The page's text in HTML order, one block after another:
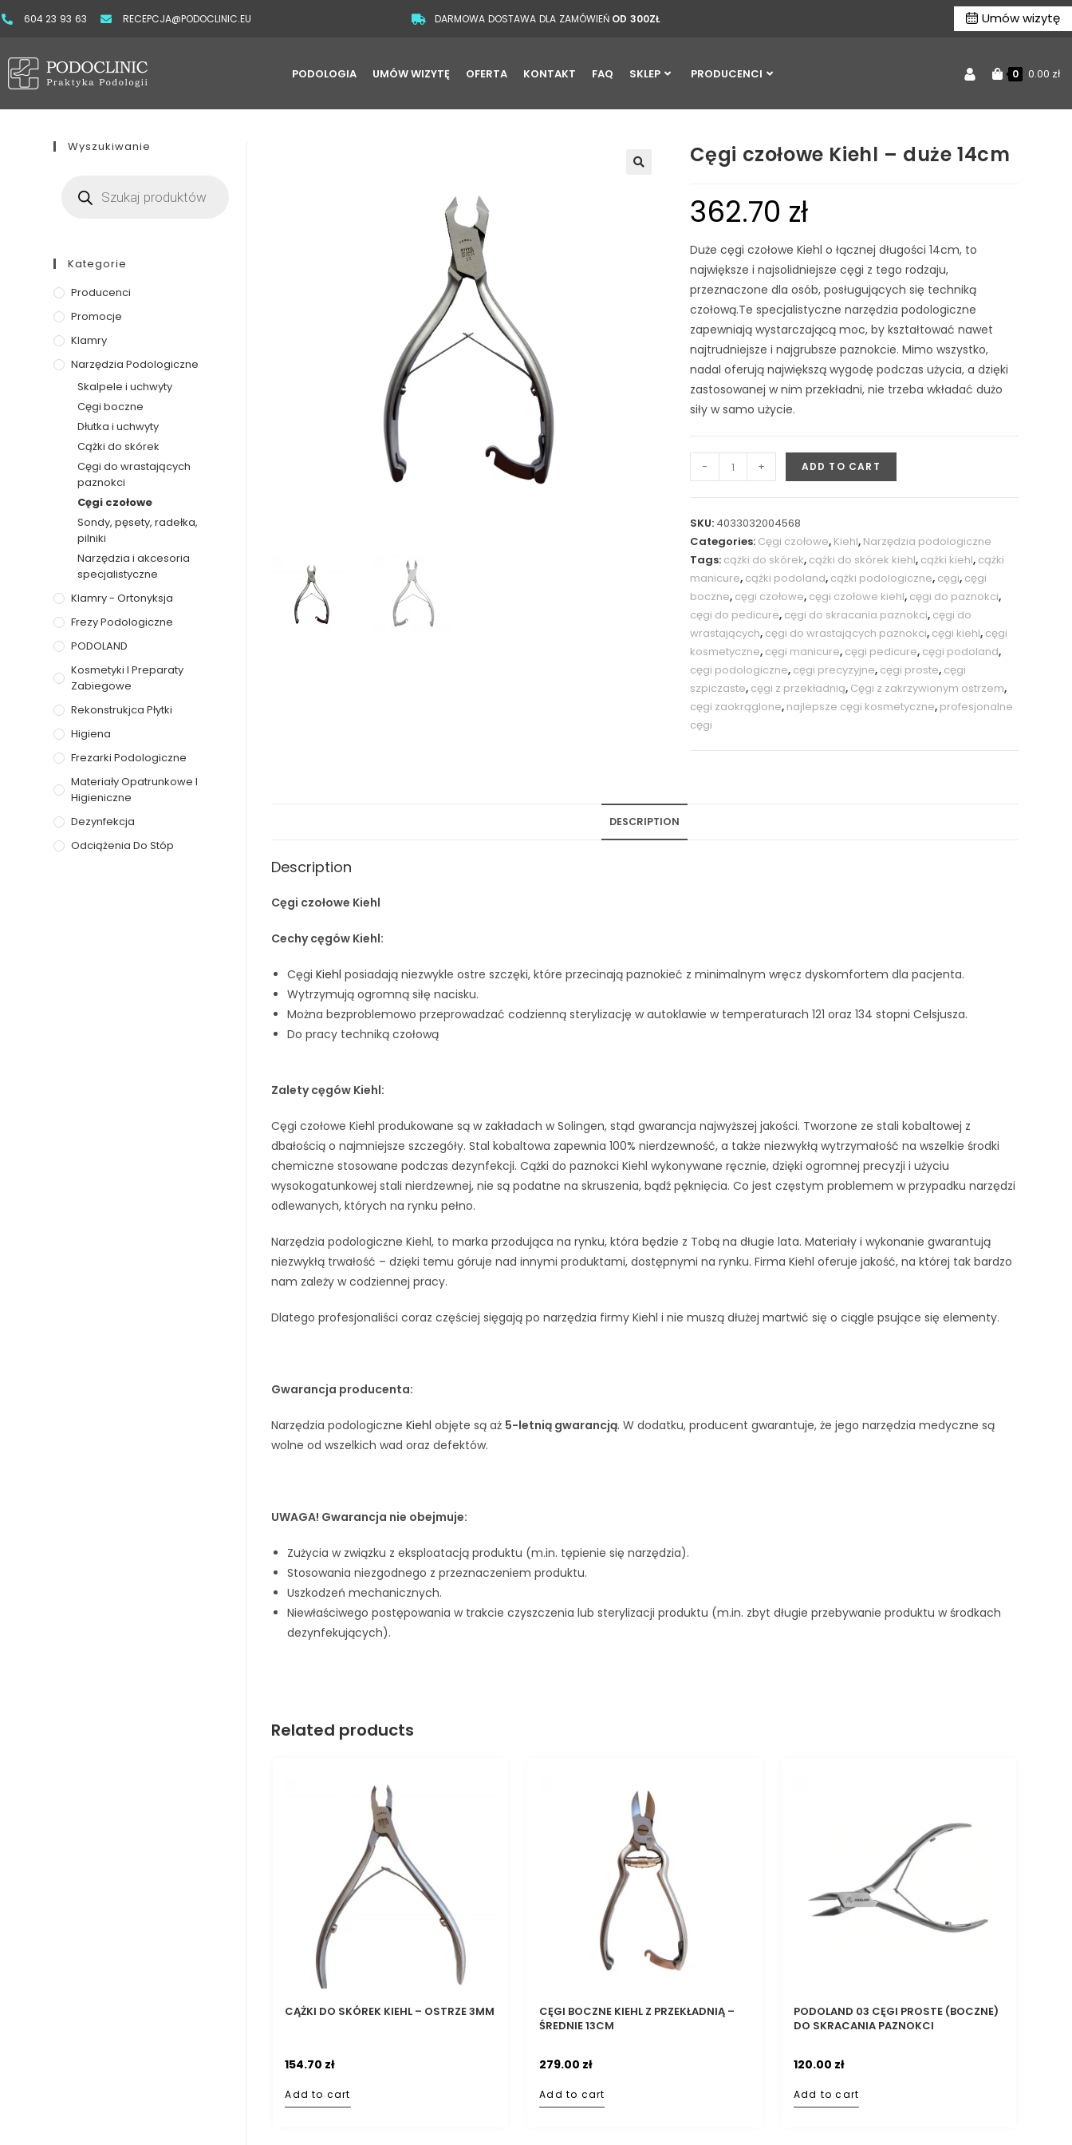
604 23 93 63 RECEPCJA@PODOCLINIC.EU DARMOWA DOSTAWA DLA ZAMÓWIEŃ OD 300ZŁ Umów wizytę
PODOLOGIA UMÓW WIZYTĘ OFERTA KONTAKT FAQ SKLEP PRODUCENCI 0 0.00 zł
Cęgi czołowe Kiehl – duże 14cm
362.70 zł
Duże cęgi czołowe Kiehl o łącznej długości 14cm, to
największe i najsolidniejsze cęgi z tego rodzaju,
przeznaczone dla osób, posługujących się techniką
czołową.Te specjalistyczne narzędzia podologiczne
zapewniają wystarczającą moc, by kształtować nawet
najtrudniejsze i najgrubsze paznokcie. Mimo wszystko,
nadal oferują największą wygodę podczas użycia, a dzięki
zastosowanej w nim przekładni, nie trzeba wkładać dużo
siły w samo użycie.
- + ADD TO CART
SKU: 4033032004568
Categories: Cęgi czołowe, Kiehl, Narzędzia podologiczne
Tags: cążki do skórek, cążki do skórek kiehl, cążki kiehl, cążki
manicure, cążki podoland, cążki podologiczne, cęgi, cęgi
boczne, cęgi czołowe, cęgi czołowe kiehl, cęgi do paznokci,
cęgi do pedicure, cęgi do skracania paznokci, cęgi do
wrastających, cęgi do wrastających paznokci, cęgi kiehl, cęgi
kosmetyczne, cęgi manicure, cęgi pedicure, cęgi podoland,
cęgi podologiczne, cęgi precyzyjne, cęgi proste, cęgi
szpiczaste, cęgi z przekładnią, Cęgi z zakrzywionym ostrzem,
cęgi zaokrąglone, najlepsze cęgi kosmetyczne, profesjonalne
cęgi
DESCRIPTION
Description
Cęgi czołowe Kiehl
Cechy cęgów Kiehl:
CęgiKiehl posiadają niezwykle ostre szczęki, które przecinają paznokieć z minimalnym wręcz dyskomfortem dla pacjenta.
Wytrzymują ogromną siłę nacisku.
Można bezproblemowo przeprowadzać codzienną sterylizację w autoklawie w temperaturach 121 oraz 134 stopni Celsjusza.
Do pracy techniką czołową
Zalety cęgów Kiehl:
Cęgi czołowe Kiehl produkowane są w zakładach w Solingen, stąd gwarancja najwyższej jakości. Tworzone ze stali kobaltowej z
dbałością o najmniejsze szczegóły. Stal kobaltowa zapewnia 100% nierdzewność, a także niezwykłą wytrzymałość na wszelkie środki
chemiczne stosowane podczas dezynfekcji. Cążki do paznokci Kiehl wykonywane ręcznie, dzięki ogromnej precyzji i użyciu
wysokogatunkowej stali nierdzewnej, nie są podatne na skruszenia, bądź pęknięcia. Co jest częstym problemem w przypadku narzędzi
odlewanych, których na rynku pełno.
Narzędzia podologiczne Kiehl, to marka przodująca na rynku, która będzie z Tobą na długie lata. Materiały i wykonanie gwarantują
niezwykłą trwałość – dzięki temu góruje nad innymi produktami, dostępnymi na rynku. Firma Kiehl oferuje jakość, na której tak bardzo
nam zależy w codziennej pracy.
Dlatego profesjonaliści coraz częściej sięgają po narzędzia firmy Kiehl i nie muszą dłużej martwić się o ciągle psujące się elementy.
Gwarancja producenta:
Narzędzia podologiczneKiehl objęte są aż 5-letnią gwarancją. W dodatku, producent gwarantuje, że jego narzędzia medyczne są
wolne od wszelkich wad oraz defektów.
UWAGA! Gwarancja nie obejmuje:
Zużycia w związku z eksploatacją produktu (m.in. tępienie się narzędzia).
Stosowania niezgodnego z przeznaczeniem produktu.
Uszkodzeń mechanicznych.
Niewłaściwego postępowania w trakcie czyszczenia lub sterylizacji produktu (m.in. zbyt długie przebywanie produktu w środkach
dezynfekujących).
Related products
CĄŻKI DO SKÓREK KIEHL – OSTRZE 3MM
154.70 zł
Add to cart
CĘGI BOCZNE KIEHL Z PRZEKŁADNIĄ –
ŚREDNIE 13CM
279.00 zł
Add to cart
PODOLAND 03 CĘGI PROSTE (BOCZNE)
DO SKRACANIA PAZNOKCI
120.00 zł
Add to cart
Wyszukiwanie
Kategorie
Producenci
Promocje
Klamry
Narzędzia Podologiczne
Skalpele i uchwyty
Cęgi boczne
Dłutka i uchwyty
Cążki do skórek
Cęgi do wrastających
paznokci
Cęgi czołowe
Sondy, pęsety, radełka,
pilniki
Narzędzia i akcesoria
specjalistyczne
Klamry - Ortonyksja
Frezy Podologiczne
PODOLAND
Kosmetyki I Preparaty
Zabiegowe
Rekonstrukjca Płytki
Higiena
Frezarki Podologiczne
Materiały Opatrunkowe I
Higieniczne
Dezynfekcja
Odciążenia Do Stóp